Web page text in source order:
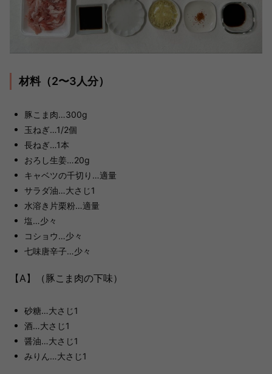
材料（2〜3人分）
豚こま肉…300g
玉ねぎ…1/2個
長ねぎ…1本
おろし生姜…20g
キャベツの千切り…適量
サラダ油…大さじ1
水溶き片栗粉…適量
塩…少々
コショウ…少々
七味唐辛子…少々
【A】（豚こま肉の下味）
砂糖…大さじ1
酒…大さじ1
醤油…大さじ1
みりん…大さじ1